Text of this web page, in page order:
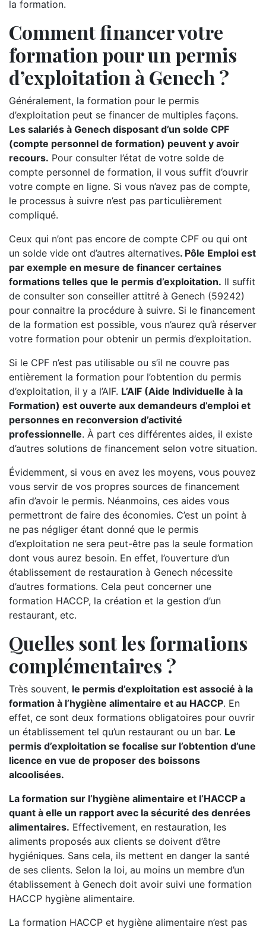
la formation.
Comment financer votre
formation pour un permis
d’exploitation à Genech ?
Généralement, la formation pour le permis
d’exploitation peut se financer de multiples façons.
Les salariés à Genech disposant d’un solde CPF
(compte personnel de formation) peuvent y avoir
recours. Pour consulter l’état de votre solde de
compte personnel de formation, il vous suffit d’ouvrir
votre compte en ligne. Si vous n’avez pas de compte,
le processus à suivre n’est pas particulièrement
compliqué.
Ceux qui n’ont pas encore de compte CPF ou qui ont
un solde vide ont d’autres alternatives. Pôle Emploi est
par exemple en mesure de financer certaines
formations telles que le permis d’exploitation. Il suffit
de consulter son conseiller attitré à Genech (59242)
pour connaitre la procédure à suivre. Si le financement
de la formation est possible, vous n’aurez qu’à réserver
votre formation pour obtenir un permis d’exploitation.
Si le CPF n’est pas utilisable ou s’il ne couvre pas
entièrement la formation pour l’obtention du permis
d’exploitation, il y a l’AIF. L’AIF (Aide Individuelle à la
Formation) est ouverte aux demandeurs d’emploi et
personnes en reconversion d’activité
professionnelle. À part ces différentes aides, il existe
d’autres solutions de financement selon votre situation.
Évidemment, si vous en avez les moyens, vous pouvez
vous servir de vos propres sources de financement
afin d’avoir le permis. Néanmoins, ces aides vous
permettront de faire des économies. C’est un point à
ne pas négliger étant donné que le permis
d’exploitation ne sera peut-être pas la seule formation
dont vous aurez besoin. En effet, l’ouverture d’un
établissement de restauration à Genech nécessite
d’autres formations. Cela peut concerner une
formation HACCP, la création et la gestion d’un
restaurant, etc.
Quelles sont les formations
complémentaires ?
Très souvent, le permis d’exploitation est associé à la
formation à l’hygiène alimentaire et au HACCP. En
effet, ce sont deux formations obligatoires pour ouvrir
un établissement tel qu’un restaurant ou un bar. Le
permis d’exploitation se focalise sur l’obtention d’une
licence en vue de proposer des boissons
alcoolisées.
La formation sur l’hygiène alimentaire et l’HACCP a
quant à elle un rapport avec la sécurité des denrées
alimentaires. Effectivement, en restauration, les
aliments proposés aux clients se doivent d’être
hygiéniques. Sans cela, ils mettent en danger la santé
de ses clients. Selon la loi, au moins un membre d’un
établissement à Genech doit avoir suivi une formation
HACCP hygiène alimentaire.
La formation HACCP et hygiène alimentaire n’est pas